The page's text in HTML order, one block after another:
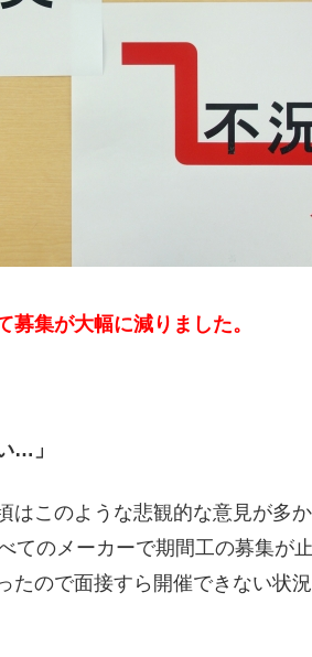
集が大幅に減りました。
…」
はこのような悲観的な意見が多か
てのメーカーで期間工の募集が
たので面接すら開催できない状